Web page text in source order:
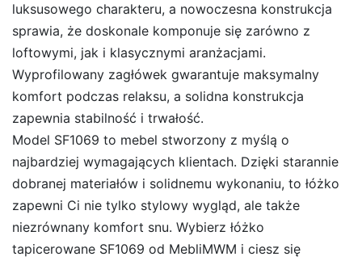
luksusowego charakteru, a nowoczesna konstrukcja
sprawia, że doskonale komponuje się zarówno z
loftowymi, jak i klasycznymi aranżacjami.
Wyprofilowany zagłówek gwarantuje maksymalny
komfort podczas relaksu, a solidna konstrukcja
zapewnia stabilność i trwałość.
Model SF1069 to mebel stworzony z myślą o
najbardziej wymagających klientach. Dzięki starannie
dobranej materiałów i solidnemu wykonaniu, to łóżko
zapewni Ci nie tylko stylowy wygląd, ale także
niezrównany komfort snu. Wybierz łóżko
tapicerowane SF1069 od MebliMWM i ciesz się